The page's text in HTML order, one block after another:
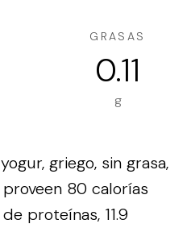
GRASAS
0.11
g
griego, sin grasa,
80 calorías
proteínas, 11.9